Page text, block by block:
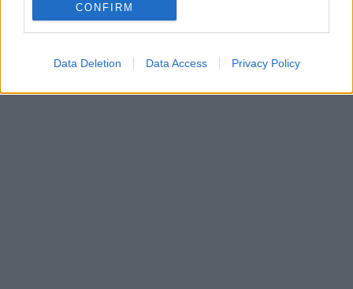
CONFIRM
Data Deletion Data Access Privacy Policy